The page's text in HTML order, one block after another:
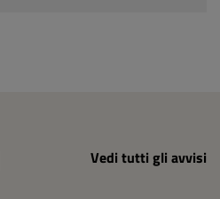
Vedi tutti gli avvisi